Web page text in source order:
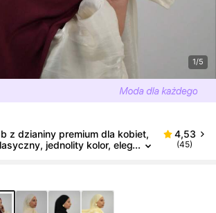
1/5
z dzianiny premium dla kobiet,
jednolity kolor, eleg
odpowiedni na co dzień, w po
4,53
(45)